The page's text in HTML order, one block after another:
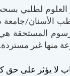
العلوم لطلبي
الأسنان/جامعة
المستحقة
منها غير مستردة.
لا يؤثر على